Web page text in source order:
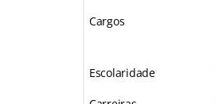
Cargos
Escolaridade